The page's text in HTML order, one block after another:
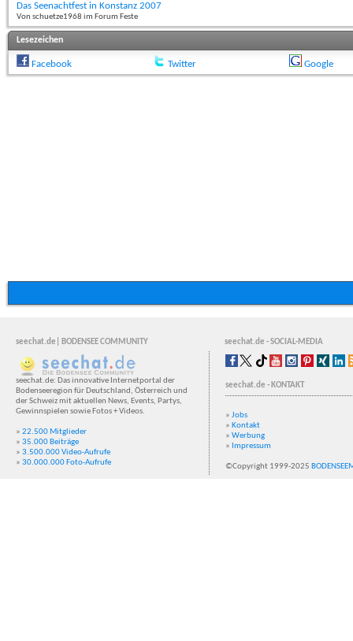
Das Seenachtfest in Konstanz 2007
Von schuetze1968 im Forum Feste
Lesezeichen
Facebook Twitter Google
seechat.de| BODENSEE COMMUNITY seechat.de - SOCIAL-MEDIA
seechat.de: Das innovative Internetportal der
Bodenseeregion für Deutschland, Österreich und
der Schweiz mit aktuellen News, Events, Partys,
Gewinnspielen sowie Fotos + Videos.
» 22.500 Mitglieder
» 35.000 Beiträge
» 3.500.000 Video-Aufrufe
» 30.000.000 Foto-Aufrufe
seechat.de - KONTAKT
» Jobs
» Kontakt
» Werbung
» Impressum
©Copyright 1999-2025